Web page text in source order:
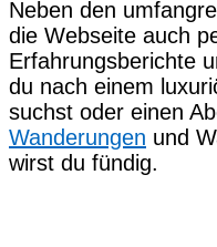
Neben den
die Webseite auch
Erfahrungsberichte
du nach einem
suchst oder einen
Wanderungen und
wirst du fündig.